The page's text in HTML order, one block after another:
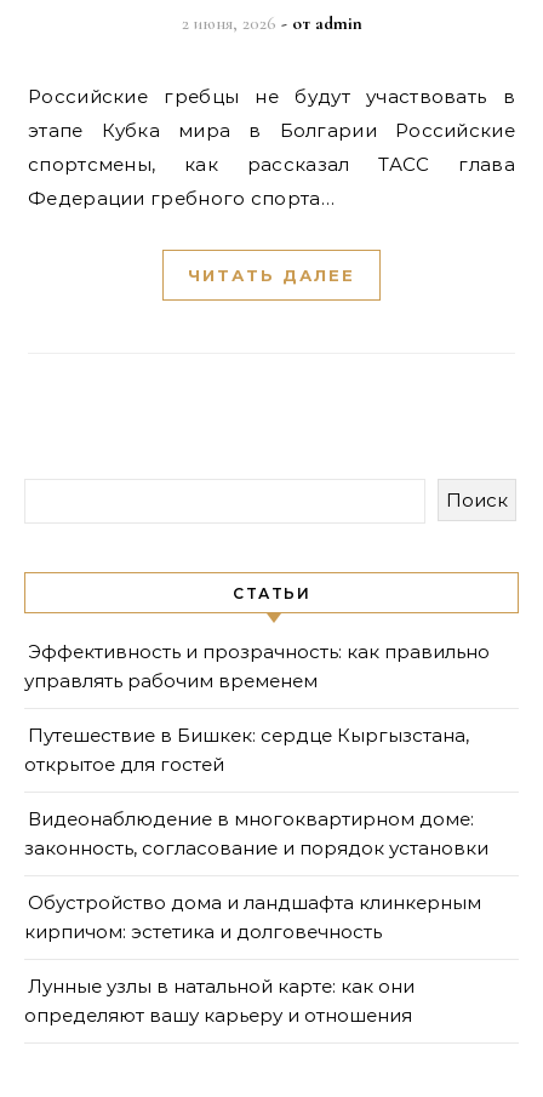
2 июня, 2026 - от admin
Российские гребцы не будут участвовать в
этапе Кубка мира в Болгарии Российские
спортсмены, как рассказал ТАСС глава
Федерации гребного спорта…
ЧИТАТЬ ДАЛЕЕ
Поиск
СТАТЬИ
Эффективность и прозрачность: как правильно
управлять рабочим временем
Путешествие в Бишкек: сердце Кыргызстана,
открытое для гостей
Видеонаблюдение в многоквартирном доме:
законность, согласование и порядок установки
Обустройство дома и ландшафта клинкерным
кирпичом: эстетика и долговечность
Лунные узлы в натальной карте: как они
определяют вашу карьеру и отношения